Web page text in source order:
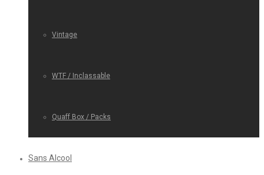
Vintage
WTF / Inclassable
Quaff Box / Packs
Sans Alcool